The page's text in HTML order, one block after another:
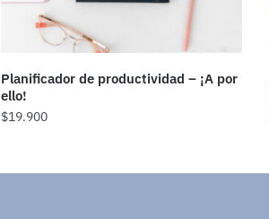
Planificador de productividad – ¡A por
ello!
$19.900